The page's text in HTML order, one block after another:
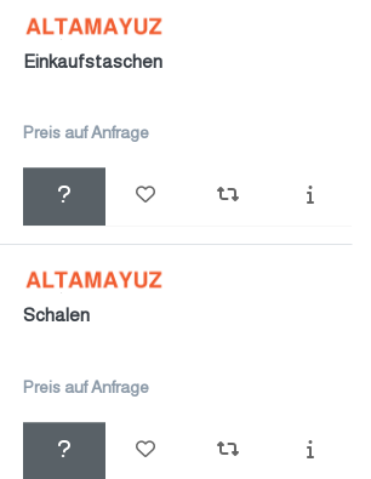
Einkaufstaschen
Preis auf Anfrage
Schalen
Preis auf Anfrage